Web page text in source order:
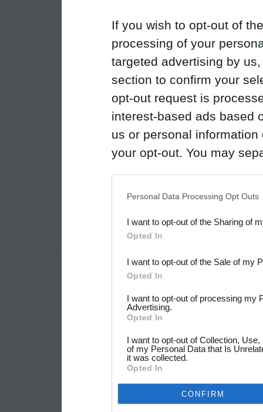
If you wish to opt-out of
processing of your
targeted advertising by
section to confirm your
opt-out request is
interest-based ads based
us or personal
your opt-out. You may
Downstream Participants
third parties.
Personal Data Processing Opt Outs
I want to opt-out of the Sharing of
Opted In
I want to opt-out of the Sale of my
Opted In
I want to opt-out of processing my
Advertising.
Opted In
I want to opt-out of Collection,
of my Personal Data that Is
it was collected.
Opted In
CONFIRM